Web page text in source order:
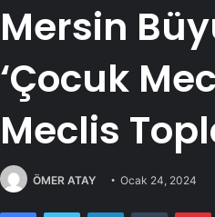
Mersin
‘Çocuk
Meclis
ÖMER ATAY Ocak 24, 2024
FacebookTwitter LinkedInTumblr